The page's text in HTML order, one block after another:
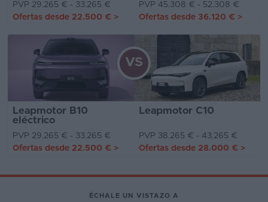
PVP 29.265 € - 33.265 €
PVP 45.308 € - 52.308 €
Ofertas desde 22.500 € > Ofertas desde 36.120 € >
Leapmotor B10
eléctrico
Leapmotor C10
VS
PVP 29.265 € - 33.265 €
PVP 38.265 € - 43.265 €
Ofertas desde 22.500 € > Ofertas desde 28.000 € >
ÉCHALE UN VISTAZO A